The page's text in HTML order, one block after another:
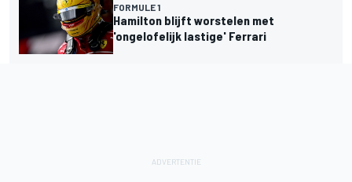
FORMULE 1
Hamilton blijft worstelen met
'ongelofelijk lastige' Ferrari